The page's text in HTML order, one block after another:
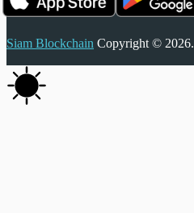
Siam Blockchain Copyright © 2026.